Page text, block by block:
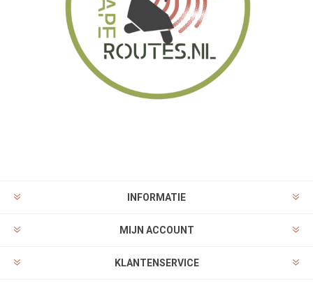
INFORMATIE
MIJN ACCOUNT
KLANTENSERVICE